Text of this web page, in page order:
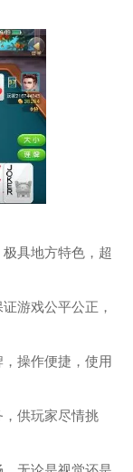
具地方特色，超
游戏公平公正，
操作便捷，使用
供玩家尽情挑